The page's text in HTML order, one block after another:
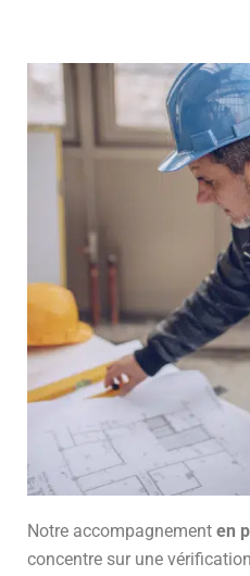
Notre accompagnement en
concentre sur une